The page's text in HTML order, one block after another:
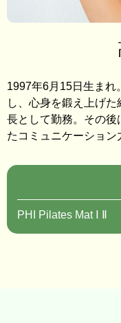
1997年6月15日生まれ
し、心身を鍛え上げ
長として勤務。その後
たコミュニケーション
PHI Pilates Mat Ⅰ Ⅱ